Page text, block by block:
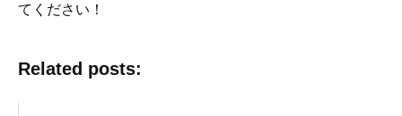
てください！
Related posts: